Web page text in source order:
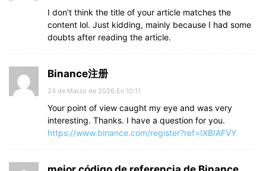
I don’t think the title of your article matches the
content lol. Just kidding, mainly because I had some
doubts after reading the article.
Binance注册
24 de Marzo de 2026 En 10:11
Your point of view caught my eye and was very
interesting. Thanks. I have a question for you.
https://www.binance.com/register?ref=IXBIAFVY